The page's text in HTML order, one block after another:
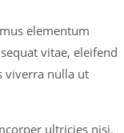
elementum
vitae, eleifend
viverra nulla ut
ultricies nisi.